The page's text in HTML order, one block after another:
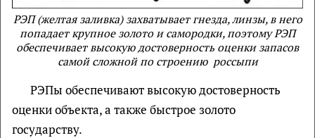
РЭП (желтая заливка) захватывает гнезда, линзы, в него
попадает крупное золото и самородки, поэтому РЭП
обеспечивает высокую достоверность оценки запасов
самой сложной по строению россыпи
РЭПы обеспечивают высокую достоверность
оценки объекта, а также быстрое золото
государству.